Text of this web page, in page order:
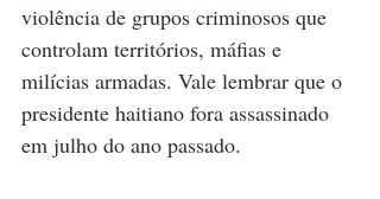
violência de grupos criminosos que
controlam territórios, máfias e
milícias armadas. Vale lembrar que o
presidente haitiano fora assassinado
em julho do ano passado.